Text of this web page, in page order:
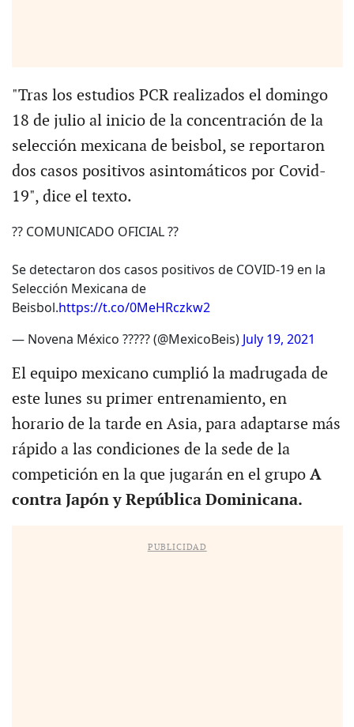
"Tras los estudios PCR realizados el domingo
18 de julio al inicio de la concentración de la
selección mexicana de beisbol, se reportaron
dos casos positivos asintomáticos por Covid-
19", dice el texto.
?? COMUNICADO OFICIAL ??
Se detectaron dos casos positivos de COVID-19 en la
Selección Mexicana de
Beisbol.https://t.co/0MeHRczkw2
— Novena México ????? (@MexicoBeis) July 19, 2021
El equipo mexicano cumplió la madrugada de
este lunes su primer entrenamiento, en
horario de la tarde en Asia, para adaptarse más
rápido a las condiciones de la sede de la
competición en la que jugarán en el grupoA
contra Japón y República Dominicana.
PUBLICIDAD